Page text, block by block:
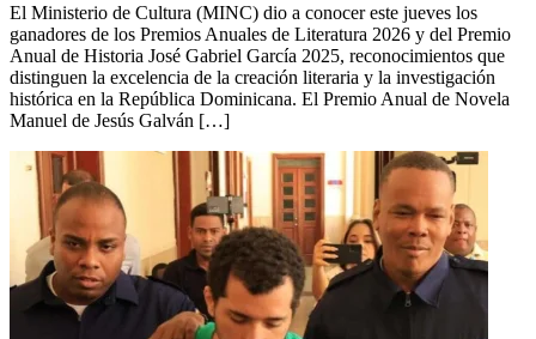
El Ministerio de Cultura (MINC) dio a conocer este jueves los
ganadores de los Premios Anuales de Literatura 2026 y del Premio
Anual de Historia José Gabriel García 2025, reconocimientos que
distinguen la excelencia de la creación literaria y la investigación
histórica en la República Dominicana. El Premio Anual de Novela
Manuel de Jesús Galván […]